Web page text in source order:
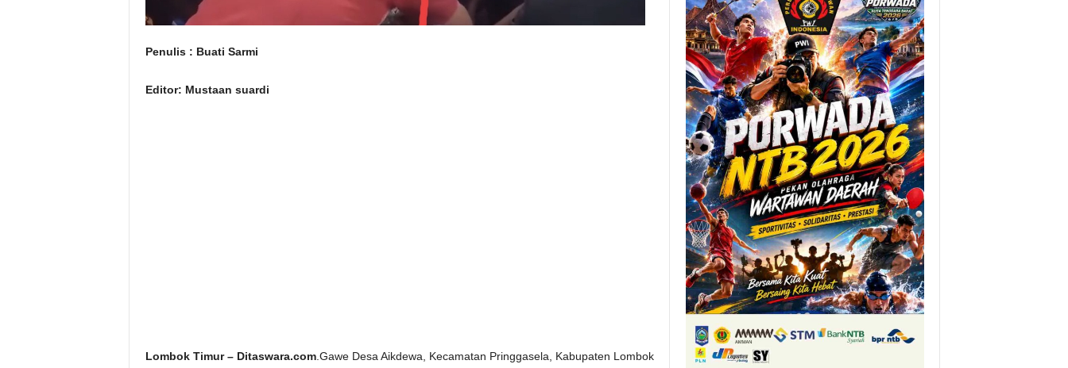
Penulis : Buati Sarmi
Editor: Mustaan suardi
Lombok Timur – Ditaswara.com.Gawe Desa Aikdewa, Kecamatan Pringgasela, Kabupaten Lombok